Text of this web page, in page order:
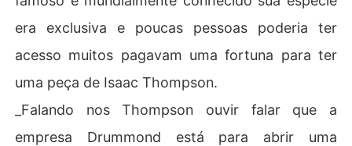
era exclusiva e poucas pessoas poderia ter
acesso muitos pagavam uma fortuna para ter
uma peça de Isaac Thompson.
_Falando nos Thompson ouvir falar que a
empresa Drummond está para abrir uma